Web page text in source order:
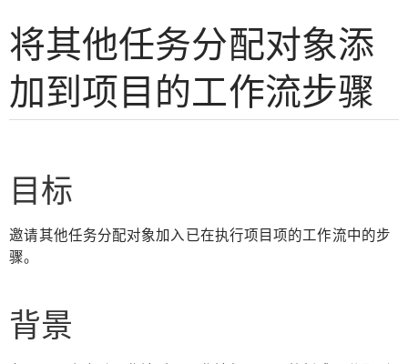
将其他任务分配对象添
加到项目的工作流步骤
目标
邀请其他任务分配对象加入已在执行项目项的工作流中的步
骤。
背景